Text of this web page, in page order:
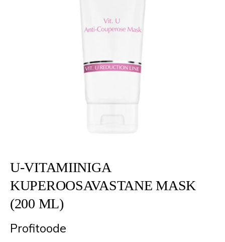
U-VITAMIINIGA
KUPEROOSAVASTANE MASK
(200 ML)
Profitoode